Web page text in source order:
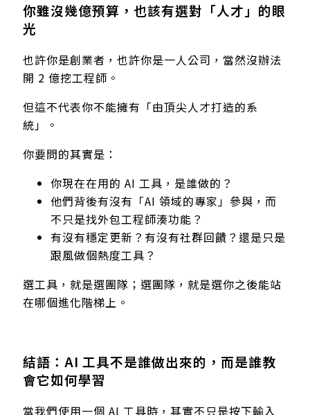
你雖沒幾億預算，也該有選對「人才」的眼
光
也許你是創業者，也許你是一人公司，當然沒辦法
開 2 億挖工程師。
但這不代表你不能擁有「由頂尖人才打造的系
統」。
你要問的其實是：
你現在在用的 AI 工具，是誰做的？
他們背後有沒有「AI 領域的專家」參與，而
不只是找外包工程師湊功能？
有沒有穩定更新？有沒有社群回饋？還是只是
跟風做個熱度工具？
選工具，就是選團隊；選團隊，就是選你之後能站
在哪個進化階梯上。
結語：AI 工具不是誰做出來的，而是誰教
會它如何學習
當我們使用一個 AI 工具時，其實不只是按下輸入